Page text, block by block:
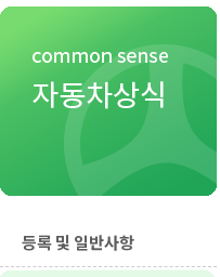
등록 및 일반사항